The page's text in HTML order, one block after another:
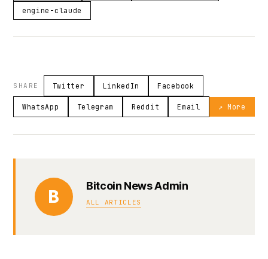
engine-claude
SHARE Twitter LinkedIn Facebook
WhatsApp Telegram Reddit Email ↗ More
B
Bitcoin News Admin
ALL ARTICLES